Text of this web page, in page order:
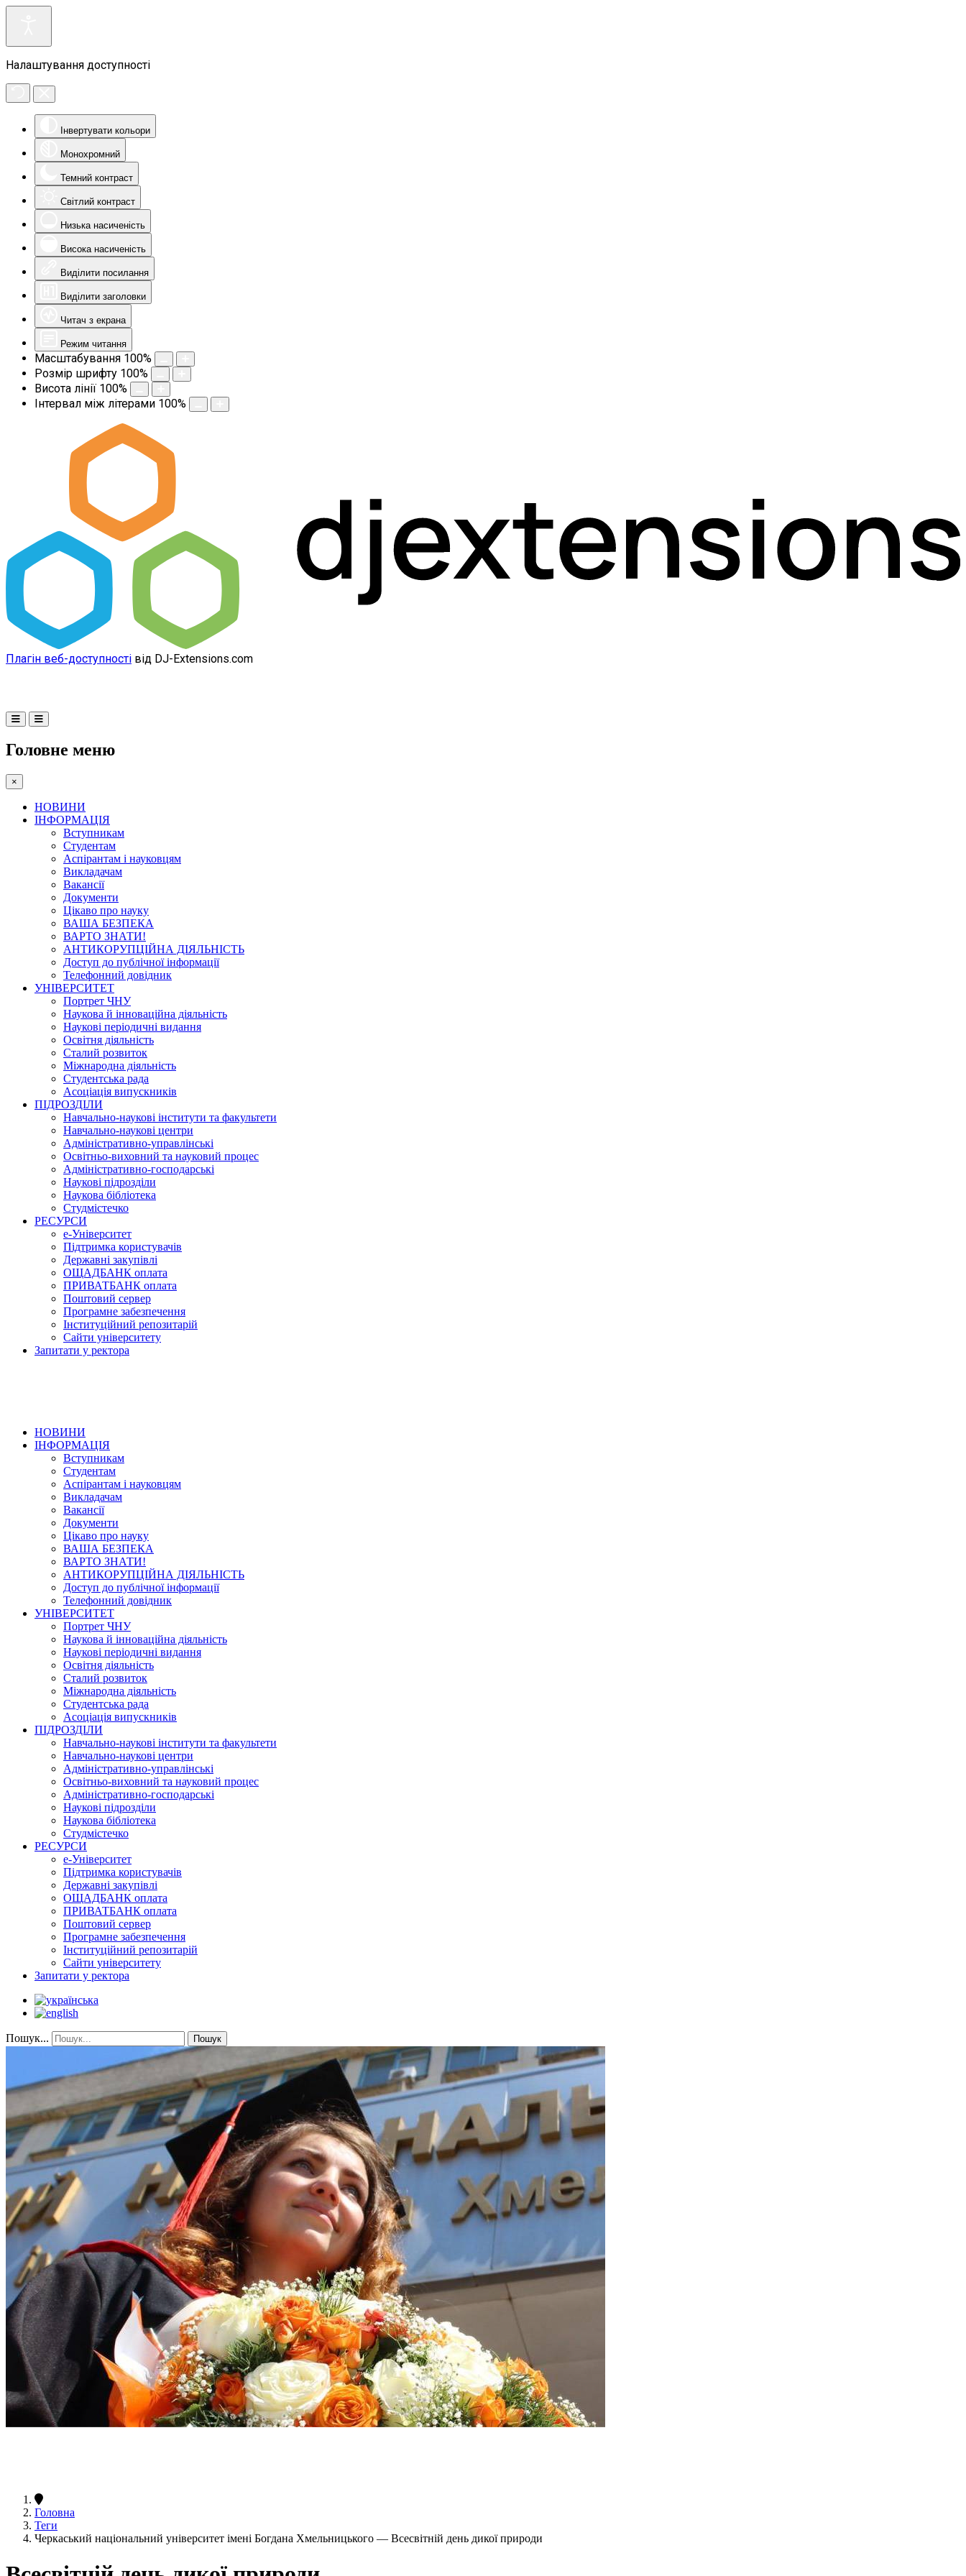
Налаштування доступності
Інвертувати кольори
Монохромний
Темний контраст
Світлий контраст
Низька насиченість
Висока насиченість
Виділити посилання
Виділити заголовки
Читач з екрана
Режим читання
Масштабування 100%
Розмір шрифту 100%
Висота лінії 100%
Інтервал між літерами 100%
Плагін веб-доступності від DJ-Extensions.com
Головне меню
×
НОВИНИ
ІНФОРМАЦІЯ
Вступникам
Студентам
Аспірантам і науковцям
Викладачам
Вакансії
Документи
Цікаво про науку
ВАША БЕЗПЕКА
ВАРТО ЗНАТИ!
АНТИКОРУПЦІЙНА ДІЯЛЬНІСТЬ
Доступ до публічної інформації
Телефонний довідник
УНІВЕРСИТЕТ
Портрет ЧНУ
Наукова й інноваційна діяльність
Наукові періодичні видання
Освітня діяльність
Сталий розвиток
Міжнародна діяльність
Студентська рада
Асоціація випускників
ПІДРОЗДІЛИ
Навчально-наукові інститути та факультети
Навчально-наукові центри
Адміністративно-управлінські
Освітньо-виховний та науковий процес
Адміністративно-господарські
Наукові підрозділи
Наукова бібліотека
Студмістечко
РЕСУРСИ
е-Університет
Підтримка користувачів
Державні закупівлі
ОЩАДБАНК оплата
ПРИВАТБАНК оплата
Поштовий сервер
Програмне забезпечення
Інституційний репозитарій
Сайти університету
Запитати у ректора
НОВИНИ
ІНФОРМАЦІЯ
Вступникам
Студентам
Аспірантам і науковцям
Викладачам
Вакансії
Документи
Цікаво про науку
ВАША БЕЗПЕКА
ВАРТО ЗНАТИ!
АНТИКОРУПЦІЙНА ДІЯЛЬНІСТЬ
Доступ до публічної інформації
Телефонний довідник
УНІВЕРСИТЕТ
Портрет ЧНУ
Наукова й інноваційна діяльність
Наукові періодичні видання
Освітня діяльність
Сталий розвиток
Міжнародна діяльність
Студентська рада
Асоціація випускників
ПІДРОЗДІЛИ
Навчально-наукові інститути та факультети
Навчально-наукові центри
Адміністративно-управлінські
Освітньо-виховний та науковий процес
Адміністративно-господарські
Наукові підрозділи
Наукова бібліотека
Студмістечко
РЕСУРСИ
е-Університет
Підтримка користувачів
Державні закупівлі
ОЩАДБАНК оплата
ПРИВАТБАНК оплата
Поштовий сервер
Програмне забезпечення
Інституційний репозитарій
Сайти університету
Запитати у ректора
Пошук... Пошук
Головна
Теги
Черкаський національний університет імені Богдана Хмельницького — Всесвітній день дикої природи